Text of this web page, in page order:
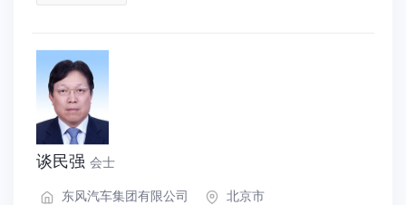
谈民强 会士
东风汽车集团有限公司
北京市